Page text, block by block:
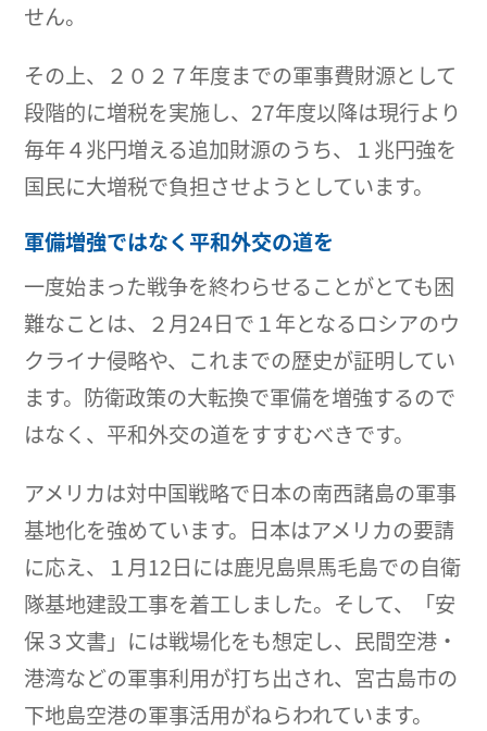
せん。
その上、２０２７年度までの軍事費財源として
段階的に増税を実施し、27年度以降は現行より
毎年４兆円増える追加財源のうち、１兆円強を
国民に大増税で負担させようとしています。
軍備増強ではなく平和外交の道を
一度始まった戦争を終わらせることがとても困
難なことは、２月24日で１年となるロシアのウ
クライナ侵略や、これまでの歴史が証明してい
ます。防衛政策の大転換で軍備を増強するので
はなく、平和外交の道をすすむべきです。
アメリカは対中国戦略で日本の南西諸島の軍事
基地化を強めています。日本はアメリカの要請
に応え、１月12日には鹿児島県馬毛島での自衛
隊基地建設工事を着工しました。そして、「安
保３文書」には戦場化をも想定し、民間空港・
港湾などの軍事利用が打ち出され、宮古島市の
下地島空港の軍事活用がねらわれています。